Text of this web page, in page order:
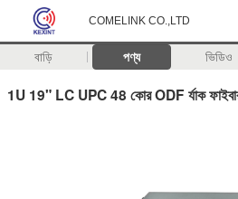
COMELINK CO.,LTD
বাড়ি পণ্য ভিডিও
1U 19" LC UPC 48 কোর ODF র্যাক ফাইবার